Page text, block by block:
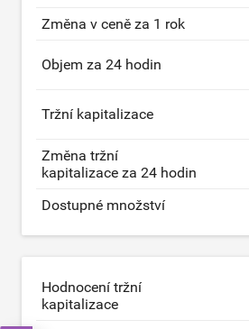
Změna v ceně za 1 rok
Objem za 24 hodin
Tržní kapitalizace
Změna tržní
kapitalizace za 24 hodin
Dostupné množství
Hodnocení tržní
kapitalizace